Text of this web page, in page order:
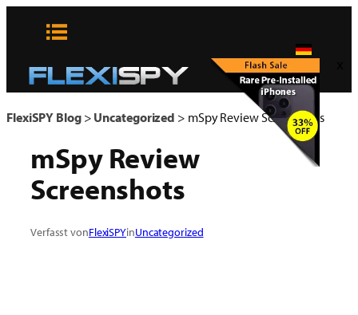
FlexiSPY Blog> Uncategorized > mSpy Review Screenshots
mSpy Review
Screenshots
Verfasst vonFlexiSPYinUncategorized